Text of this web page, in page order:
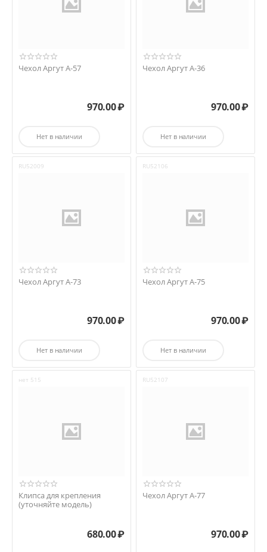
Чехол Аргут А-57
970.00₽
Нет в наличии
Чехол Аргут А-36
970.00₽
Нет в наличии
RU52009
Чехол Аргут А-73
970.00₽
Нет в наличии
RU52106
Чехол Аргут А-75
970.00₽
Нет в наличии
нет 515
Клипса для крепления
(уточняйте модель)
680.00₽
RU52107
Чехол Аргут А-77
970.00₽